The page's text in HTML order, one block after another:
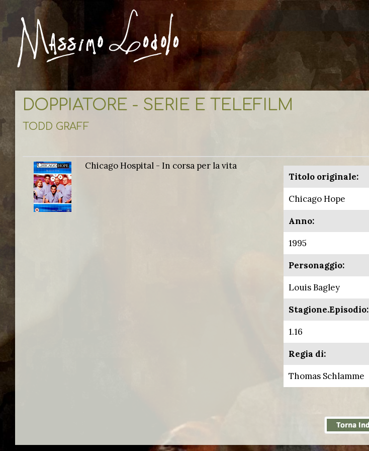
DOPPIATORE - SERIE E TELEFILM
TODD GRAFF
Chicago Hospital - In corsa per la vita
Titolo originale:
Chicago Hope
Anno:
1995
Personaggio:
Louis Bagley
Stagione.Episodio:
1.16
Regia di:
Thomas Schlamme